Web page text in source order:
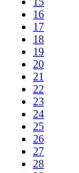
16
17
18
19
20
21
22
23
24
25
26
27
28